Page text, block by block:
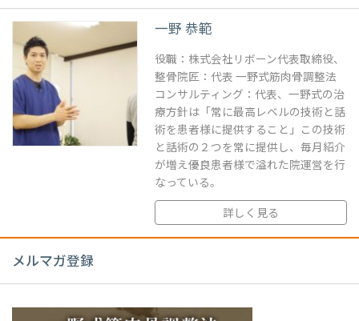
一野 恭範
役職：株式会社リボーン代表取締役、
整骨院匠：代表 一野式筋肉骨調整法
コンサルティング：代表、一野式の治
療方針は「常に最高レベルの技術と話
術を患者様に提供すること」この技術
と話術の２つを常に提供し、毎月紹介
が増え優良患者様で溢れた院運営を行
なっている。
詳しく見る
メルマガ登録